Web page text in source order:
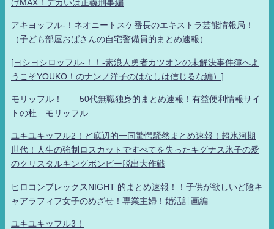
げMAX！デカいは正義刑事編
アキヨッフル-！ネオニートスケ番長のエキストラ芸能情報局！
（子ども部屋おばさんの自宅警備員的まとめ速報）
[ヨシヨシロッフル-！！-素浪人勇者カツオンの未解決事件簿へよ
うこそYOUKO！のナンノ洋子のはなしは信じるな編）]
モリッフル！ 50代無職独身的まとめ速報！有益便利情報サイ
トの杜 モリッフル
ユキユキッフル2！ど底辺的一同驚愕騒然まとめ速報！超氷河期
世代！人生の強制ロスカットですべてを失ったキグナス氷子の愛
のクリスタルキングボンビー脱出大作戦
ヒロコンプレックスNIGHT 的まとめ速報！！子供が欲しいど陰キ
ャアラフィフ女子のめざせ！専業主婦！婚活計画編
ユキユキッフル3！